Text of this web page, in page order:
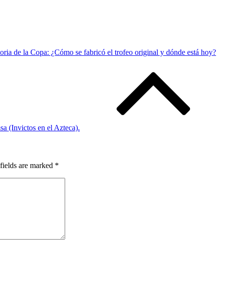
de la Copa: ¿Cómo se fabricó el trofeo original y dónde está hoy?
(Invictos en el Azteca).
are marked *